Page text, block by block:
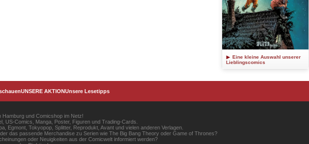
Eine kleine Auswahl unserer
Lieblingscomics
UNSERE AKTIONUnsere Lesetipps
Hamburg und Comicshop im Netz!
US-Comics, Manga, Poster, Figuren und Trading-Cards.
Egmont, Tokyopop, Splitter, Reprodukt, Avant und vielen anderen Verlagen.
das passende Merchandise zu Serien wie The Big Bang Theory oder Game of Thrones?
oder Neuigkeiten aus der Comicwelt informiert werden?